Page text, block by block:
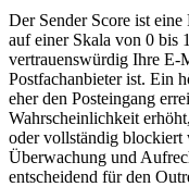
Der Sender Score ist
auf einer Skala von 0 bis
vertrauenswürdig Ihre E-
Postfachanbieter ist. Ein
eher den Posteingang
Wahrscheinlichkeit
oder vollständig blockiert
Überwachung und
entscheidend für den